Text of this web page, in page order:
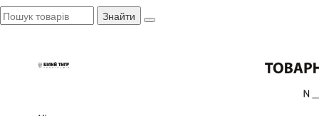
Знайти